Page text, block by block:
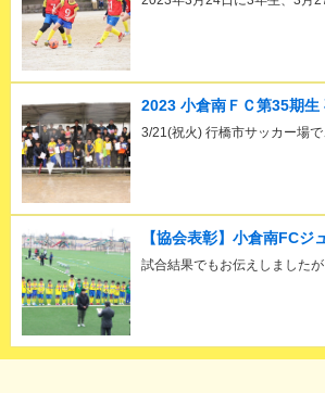
2023 小倉南ＦＣ第35期生
3/21(祝火) 行橋市サッカー場
【協会表彰】小倉南FCジ
試合結果でもお伝えしました